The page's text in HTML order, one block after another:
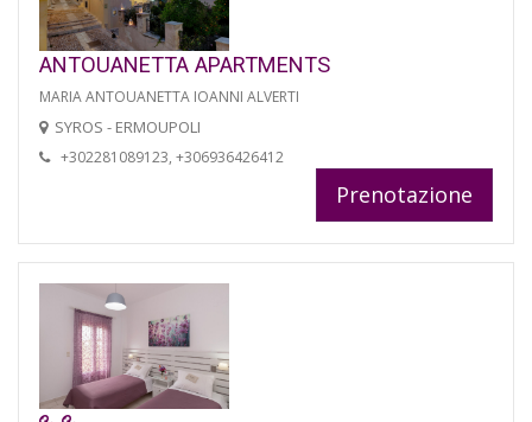
ANTOUANETTA APARTMENTS
MARIA ANTOUANETTA IOANNI ALVERTI
SYROS - ERMOUPOLI
+302281089123, +306936426412
Prenotazione